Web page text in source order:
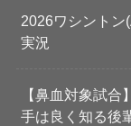
2026ワシント
実況
【鼻血対象試
手は良く知る後